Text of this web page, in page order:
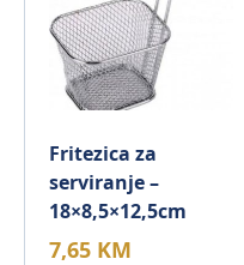
Fritezica za
serviranje –
18×8,5×12,5cm
7,65 KM